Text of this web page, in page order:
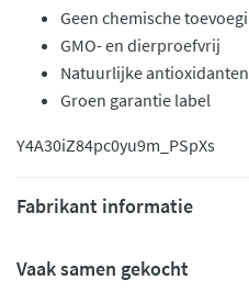
Geen chemische
GMO- en dierproefvrij
Natuurlijke
Groen garantie label
Y4A30iZ84pc0yu9m_PSpXs
Fabrikant informatie
Vaak samen gekocht